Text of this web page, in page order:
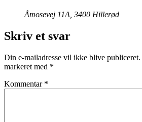
Åmosevej 11A, 3400 Hillerød
Skriv et svar
Din e-mailadresse vil ikke blive publiceret.
markeret med *
Kommentar *